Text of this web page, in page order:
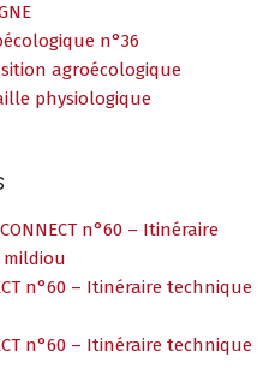
n°36
agroécologique
physiologique
n°60 – Itinéraire
n°60 – Itinéraire technique
n°60 – Itinéraire technique